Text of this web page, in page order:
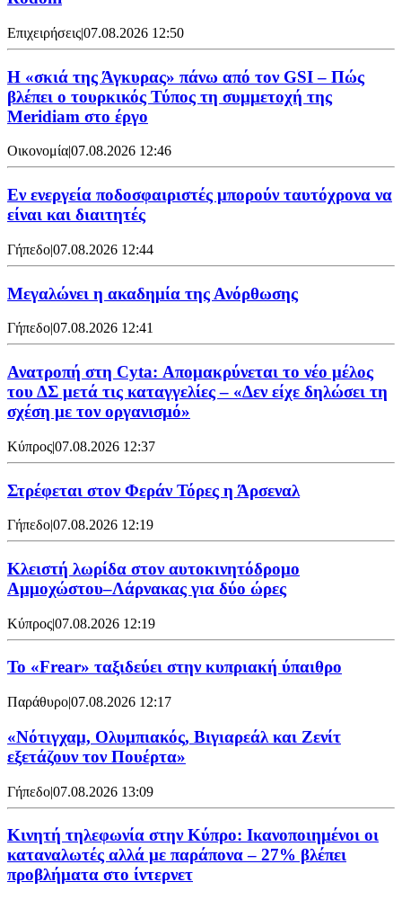
Επιχειρήσεις|07.08.2026 12:50
H «σκιά της Άγκυρας» πάνω από τον GSI – Πώς
βλέπει ο τουρκικός Τύπος τη συμμετοχή της
Meridiam στο έργο
Οικονομία07.08.2026 12:46
Εν ενεργεία ποδοσφαιριστές μπορούν ταυτόχρονα να
είναι και διαιτητές
Γήπεδο|07.08.2026 12:44
Μεγαλώνει η ακαδημία της Ανόρθωσης
Γήπεδο|07.08.2026 12:41
Ανατροπή στη Cyta: Απομακρύνεται το νέο μέλος
του ΔΣ μετά τις καταγγελίες – «Δεν είχε δηλώσει τη
σχέση με τον οργανισμό»
Κύπρος|07.08.2026 12:37
Στρέφεται στον Φεράν Τόρες η Άρσεναλ
Γήπεδο|07.08.2026 12:19
Κλειστή λωρίδα στον αυτοκινητόδρομο
Αμμοχώστου–Λάρνακας για δύο ώρες
Κύπρος|07.08.2026 12:19
To «Frear» ταξιδεύει στην κυπριακή ύπαιθρο
Παράθυρο|07.08.2026 12:17
«Νότιγχαμ, Ολυμπιακός, Βιγιαρεάλ και Ζενίτ
εξετάζουν τον Πουέρτα»
Γήπεδο|07.08.2026 13:09
Κινητή τηλεφωνία στην Κύπρο: Ικανοποιημένοι οι
καταναλωτές αλλά με παράπονα – 27% βλέπει
προβλήματα στο ίντερνετ